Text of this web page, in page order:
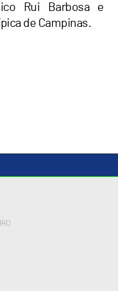
Rui Barbosa e
de Campinas.